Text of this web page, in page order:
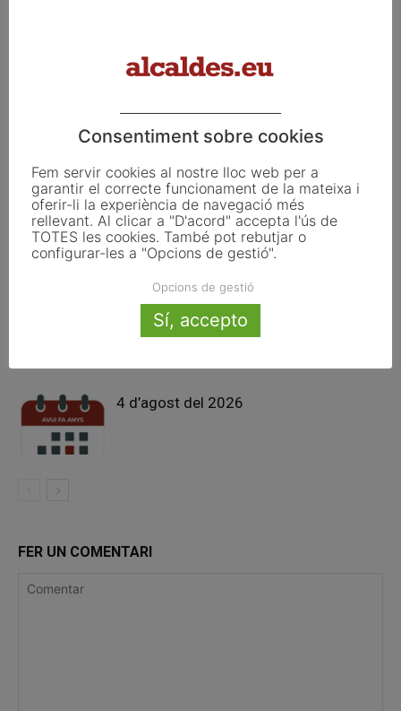
acorden associar-se a l’AMTU
per treballar en la millora de la
pacte metropolità pel dret al
temps per consolidar una
Articles relacionats
6 d’agost del 2026
5 d’agost del 2026
4 d’agost del 2026
FER UN COMENTARI
Consentiment sobre cookies
Fem servir cookies al nostre lloc web per a
garantir el correcte funcionament de la mateixa i
oferir-li la experiència de navegació més
rellevant. Al clicar a "D'acord" accepta l'ús de
TOTES les cookies. També pot rebutjar o
configurar-les a "Opcions de gestió".
Opcions de gestió
Sí, accepto